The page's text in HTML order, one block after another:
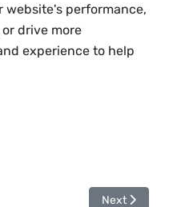
website's performance,
drive more
experience to help
Pada Jasa Pembuatan
Next article:
Next